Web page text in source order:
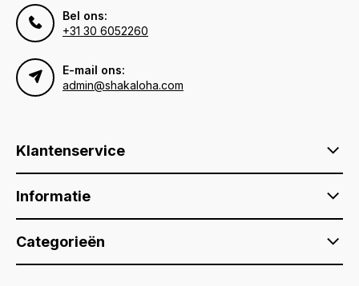
Bel ons:
+31 30 6052260
E-mail ons:
admin@shakaloha.com
Klantenservice
Informatie
Categorieën